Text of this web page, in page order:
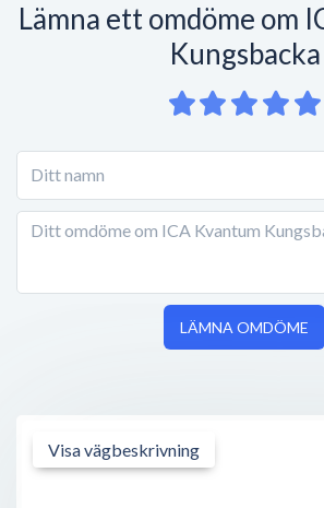
Lämna ett omdöme om
Kungsbacka
LÄMNA OMDÖME
Visa vägbeskrivning